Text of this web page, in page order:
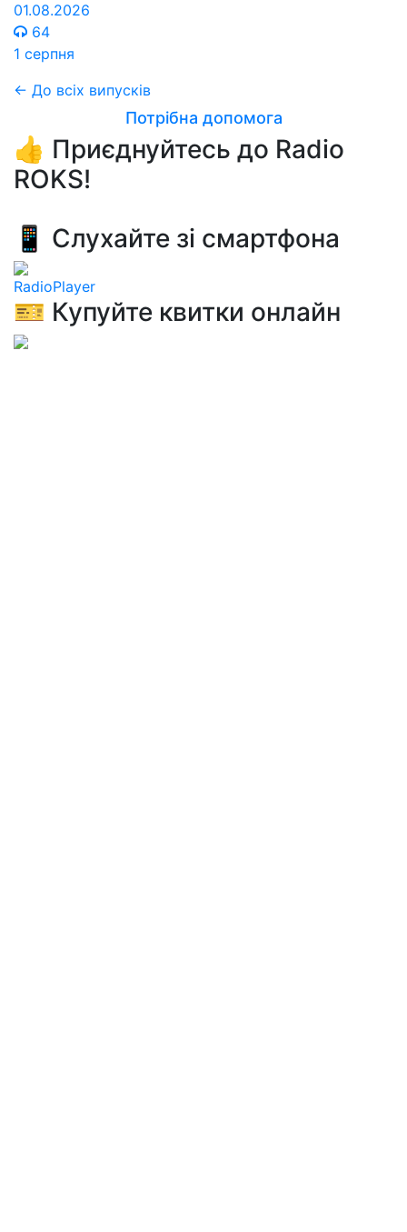
01.08.2026
64
1 серпня
← До всіх випусків
Потрібна допомога
👍 Приєднуйтесь до Radio
ROKS!
📱 Слухайте зі смартфона
RadioPlayer
🎫 Купуйте квитки онлайн